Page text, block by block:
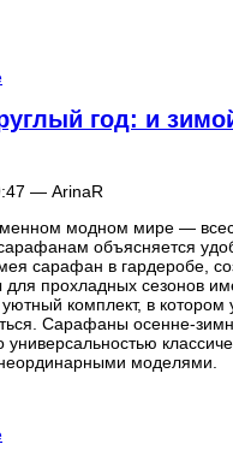
год: и
— ArinaR
модном мире —
объясняется
сарафан в гардеробе,
прохладных сезонов
комплект, в котором
Сарафаны осенне-
универсальностью
моделями.